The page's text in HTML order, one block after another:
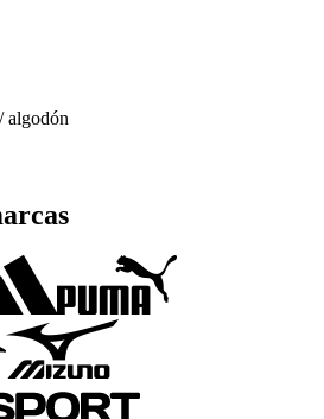
algodón